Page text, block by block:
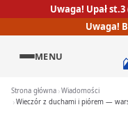
Uwaga! Upał
Uwaga!
MENU
Strona główna Wiadomości
Wieczór z duchami i piórem —